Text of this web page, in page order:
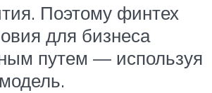
Поэтому финтех
для бизнеса
путем — используя